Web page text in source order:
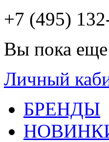
+7 (495)
Вы пока еще
Личный
БРЕНДЫ